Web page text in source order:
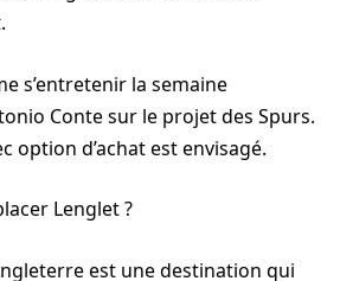
s’entretenir la semaine
Conte sur le projet des Spurs.
option d’achat est envisagé.
Lenglet ?
est une destination qui